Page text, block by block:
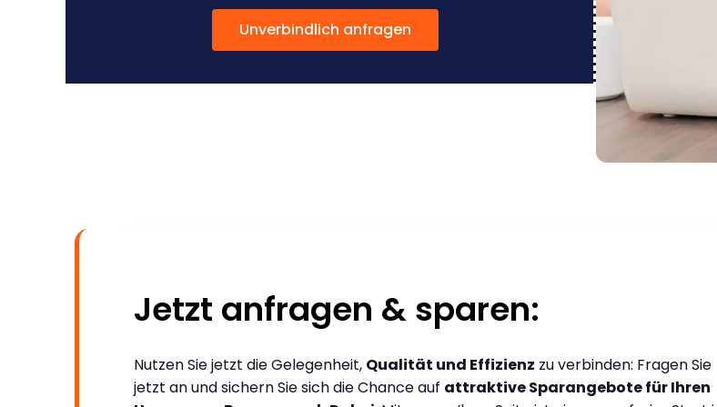
Unverbindlich anfragen
Jetzt anfragen & sparen:
Nutzen Sie jetzt die Gelegenheit, Qualität und Effizienz zu verbinden: Fragen Sie
jetzt an und sichern Sie sich die Chance auf attraktive Sparangebote für Ihren